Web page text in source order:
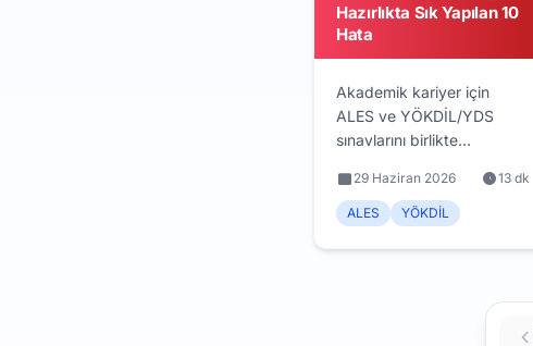
Hazırlıkta Sık Yapılan 10
Hata
Akademik kariyer için
ALES ve YÖKDİL/YDS
sınavlarını birlikte
10 hata: dil sınavını
erteleme, 5 yıllık geçerliliği
odaklanıp diğerini unutma.
29 Haziran 2026 13 dk
ALES YÖKDİL